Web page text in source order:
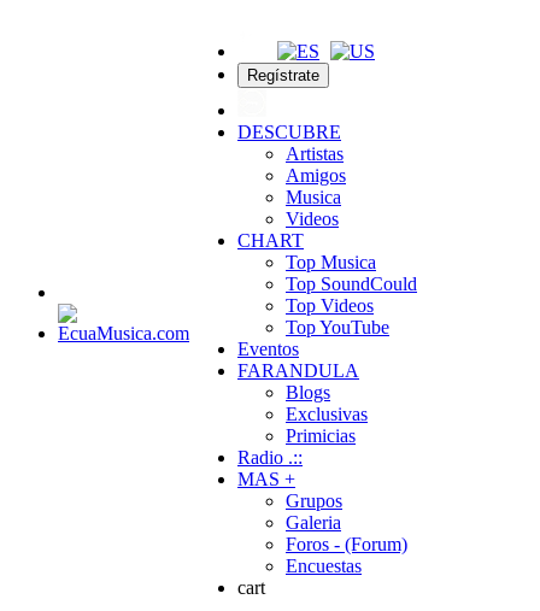
Regístrate
DESCUBRE
Artistas
Amigos
Musica
Videos
CHART
Top Musica
Top SoundCould
Top Videos
Top YouTube
Eventos
FARANDULA
Blogs
Exclusivas
Primicias
Radio .::
MAS +
Grupos
Galeria
Foros - (Forum)
Encuestas
cart